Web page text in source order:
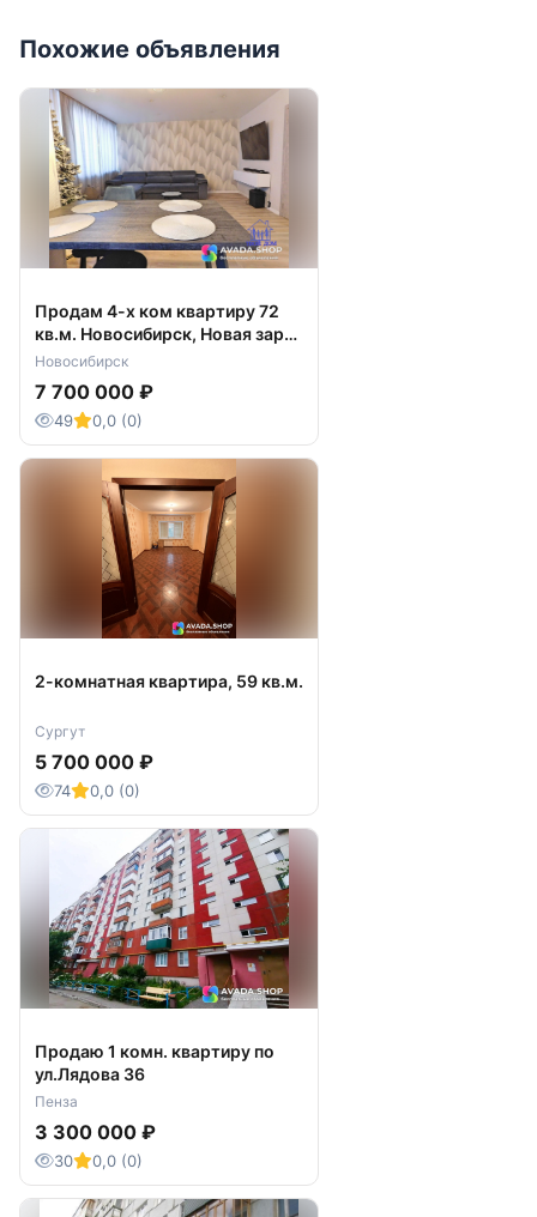
Похожие объявления
Продам 4-х ком квартиру 72
кв.м. Новосибирск, Новая заря
14
Новосибирск
7 700 000 ₽
49 0,0 (0)
2-комнатная квартира, 59 кв.м.
Сургут
5 700 000 ₽
74 0,0 (0)
Продаю 1 комн. квартиру по
ул.Лядова 36
Пенза
3 300 000 ₽
30 0,0 (0)